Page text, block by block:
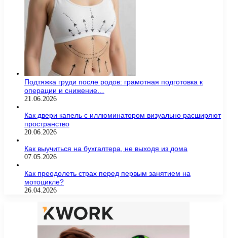
Подтяжка груди после родов: грамотная подготовка к
операции и снижение…
21.06.2026
Как двери капель с иллюминатором визуально расширяют
пространство
20.06.2026
Как выучиться на бухгалтера, не выходя из дома
07.05.2026
Как преодолеть страх перед первым занятием на
мотоцикле?
26.04.2026